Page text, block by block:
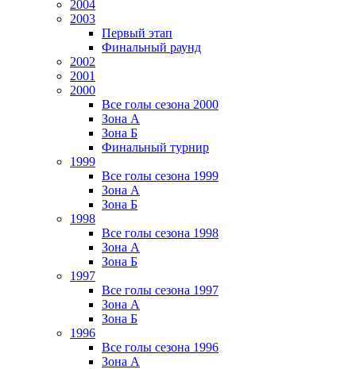
2004
2003
Первый этап
Финальный раунд
2002
2001
2000
Все голы сезона 2000
Зона А
Зона Б
Финальный турнир
1999
Все голы сезона 1999
Зона А
Зона Б
1998
Все голы сезона 1998
Зона А
Зона Б
1997
Все голы сезона 1997
Зона А
Зона Б
1996
Все голы сезона 1996
Зона А